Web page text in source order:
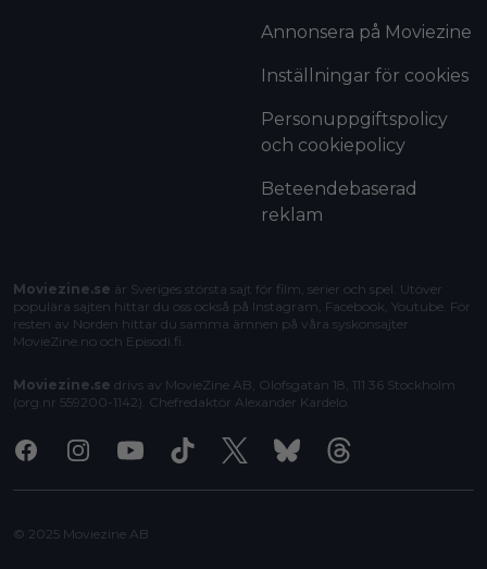
Annonsera på Moviezine
Inställningar för cookies
Personuppgiftspolicy
och cookiepolicy
Beteendebaserad
reklam
Moviezine.se är Sveriges största sajt för film, serier och spel. Utöver
populära sajten hittar du oss också på Instagram, Facebook, Youtube. För
resten av Norden hittar du samma ämnen på våra syskonsajter
MovieZine.no och Episodi.fi
Moviezine.se drivs av MovieZine AB, Olofsgatan 18, 111 36 Stockholm
(org.nr 559200-1142). Chefredaktör Alexander Kardelo
FacebookInstagramYoutubeTiktok X BlueskyThreads
© 2025 Moviezine AB